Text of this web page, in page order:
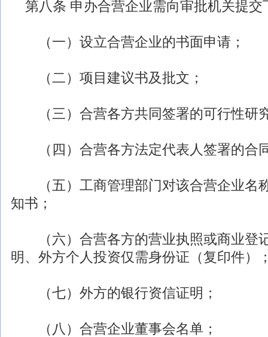
第八条 申办合营企业需向审批机关提交
（一）设立合营企业的书面申请；
（二）项目建议书及批文；
（三）合营各方共同签署的可行性研
（四）合营各方法定代表人签署的合
（五）工商管理部门对该合营企业名
知书；
（六）合营各方的营业执照或商业登
明、外方个人投资仅需身份证（复印件）
（七）外方的银行资信证明；
（八）合营企业董事会名单；